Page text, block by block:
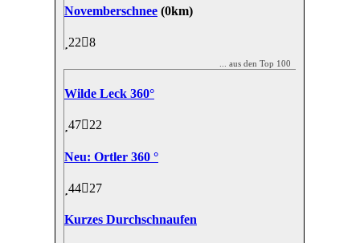
Novemberschnee (0km)
22 8
... aus den Top 100
Wilde Leck 360°
47 22
Neu: Ortler 360 °
44 27
Kurzes Durchschnaufen